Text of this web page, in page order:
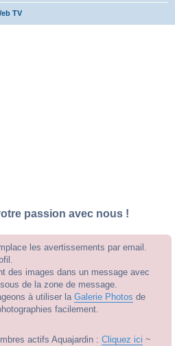
TV
passion avec nous !
les avertissements par email.
des images dans un message avec
de la zone de message.
à utiliser la Galerie Photos de
facilement.
actifs Aquajardin : Cliquez ici ~